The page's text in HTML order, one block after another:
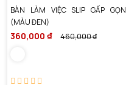
BÀN LÀM VIỆC SLIP GẤP GỌN
(MÀU ĐEN)
360,000 ₫ 460,000 ₫